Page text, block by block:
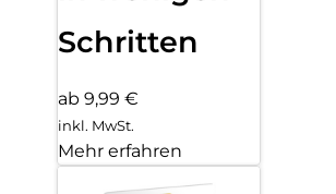
Schritten
ab 9,99 €
inkl. MwSt.
Mehr erfahren